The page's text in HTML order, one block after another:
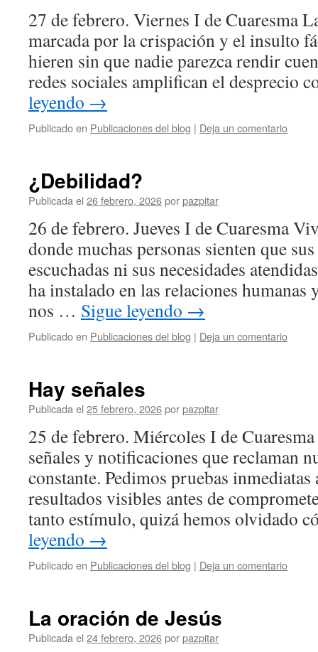
27 de febrero. Viernes I de Cuaresma
marcada por la crispación y el insulto
hieren sin que nadie parezca rendir
redes sociales amplifican el desprecio
leyendo →
Publicado en Publicaciones del blog | Deja un comentario
¿Debilidad?
Publicada el 26 febrero, 2026porpazpitar
26 de febrero. Jueves I de Cuaresma
donde muchas personas sienten que
escuchadas ni sus necesidades
ha instalado en las relaciones humanas
nos … Sigue leyendo →
Publicado en Publicaciones del blog | Deja un comentario
Hay señales
Publicada el 25 febrero, 2026porpazpitar
25 de febrero. Miércoles I de
señales y notificaciones que reclaman
constante. Pedimos pruebas
resultados visibles antes de
tanto estímulo, quizá hemos olvidado
leyendo →
Publicado en Publicaciones del blog | Deja un comentario
La oración de Jesús
Publicada el 24 febrero, 2026porpazpitar